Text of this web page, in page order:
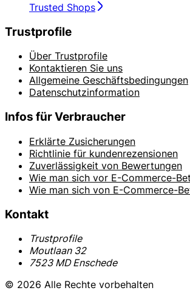
Trusted Shops
Trustprofile
Über Trustprofile
Kontaktieren Sie uns
Allgemeine Geschäftsbedingungen
Datenschutzinformation
Infos für Verbraucher
Erklärte Zusicherungen
Richtlinie für kundenrezensionen
Zuverlässigkeit von Bewertungen
Wie man sich vor E-Commerce-
Wie man sich von E-Commerce-
Kontakt
Trustprofile
Moutlaan 32
7523 MD Enschede
© 2026 Alle Rechte vorbehalten